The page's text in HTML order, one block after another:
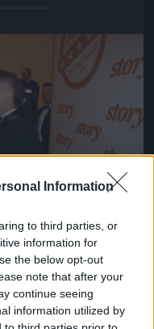
Information
to third parties, or
information for
the below opt-out
note that after your
continue seeing
information utilized by
Ómolnár?
#15